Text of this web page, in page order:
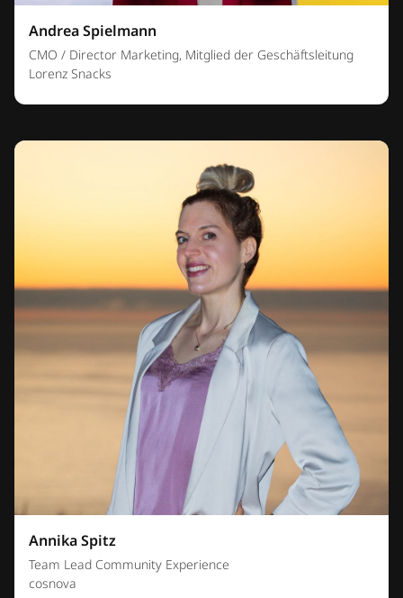
Andrea Spielmann
CMO / Director Marketing, Mitglied der Geschäftsleitung
Lorenz Snacks
Annika Spitz
Team Lead Community Experience
cosnova